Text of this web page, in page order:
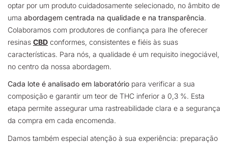
optar por um produto cuidadosamente selecionado, no âmbito de
uma abordagem centrada na qualidade e na transparência.
Colaboramos com produtores de confiança para lhe oferecer
resinas CBD conformes, consistentes e fiéis às suas
características. Para nós, a qualidade é um requisito inegociável,
no centro da nossa abordagem.
Cada lote é analisado em laboratório para verificar a sua
composição e garantir um teor de THC inferior a 0,3 %. Esta
etapa permite assegurar uma rastreabilidade clara e a segurança
da compra em cada encomenda.
Damos também especial atenção à sua experiência: preparação